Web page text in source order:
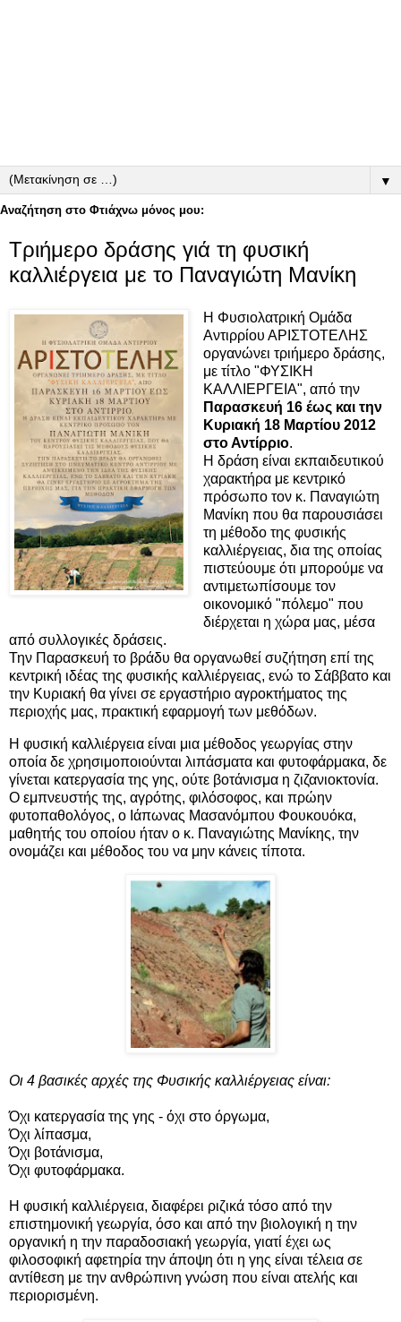
▼
Αναζήτηση στο Φτιάχνω μόνος μου:
Τριήμερο δράσης γιά τη φυσική
καλλιέργεια με το Παναγιώτη Μανίκη
H Φυσιολατρική Ομάδα
Αντιρρίου ΑΡΙΣΤΟΤΕΛΗΣ
οργανώνει τριήμερο δράσης,
με τίτλο "ΦΥΣΙΚΗ
ΚΑΛΛΙΕΡΓΕΙΑ", από την
Παρασκευή 16 έως και την
Κυριακή 18 Μαρτίου 2012
στο Αντίρριο.
Η δράση είναι εκπαιδευτικού
χαρακτήρα με κεντρικό
πρόσωπο τον κ. Παναγιώτη
Μανίκη που θα παρουσιάσει
τη μέθοδο της φυσικής
καλλιέργειας, δια της οποίας
πιστεύουμε ότι μπορούμε να
αντιμετωπίσουμε τον
οικονομικό "πόλεμο" που
διέρχεται η χώρα μας, μέσα
από συλλογικές δράσεις.
Την Παρασκευή το βράδυ θα οργανωθεί συζήτηση επί της
κεντρική ιδέας της φυσικής καλλιέργειας, ενώ το Σάββατο και
την Κυριακή θα γίνει σε εργαστήριο αγροκτήματος της
περιοχής μας, πρακτική εφαρμογή των μεθόδων.
Η φυσική καλλιέργεια είναι μια μέθοδος γεωργίας στην
οποία δε χρησιμοποιούνται λιπάσματα και φυτοφάρμακα, δε
γίνεται κατεργασία της γης, ούτε βοτάνισμα η ζιζανιοκτονία.
Ο εμπνευστής της, αγρότης, φιλόσοφος, και πρώην
φυτοπαθολόγος, ο Ιάπωνας Μασανόμπου Φουκουόκα,
μαθητής του οποίου ήταν ο κ. Παναγιώτης Μανίκης, την
ονομάζει και μέθοδος του να μην κάνεις τίποτα.
Οι 4 βασικές αρχές της Φυσικής καλλιέργειας είναι:
Όχι κατεργασία της γης - όχι στο όργωμα,
Όχι λίπασμα,
Όχι βοτάνισμα,
Όχι φυτοφάρμακα.
Η φυσική καλλιέργεια, διαφέρει ριζικά τόσο από την
επιστημονική γεωργία, όσο και από την βιολογική η την
οργανική η την παραδοσιακή γεωργία, γιατί έχει ως
φιλοσοφική αφετηρία την άποψη ότι η γης είναι τέλεια σε
αντίθεση με την ανθρώπινη γνώση που είναι ατελής και
περιορισμένη.